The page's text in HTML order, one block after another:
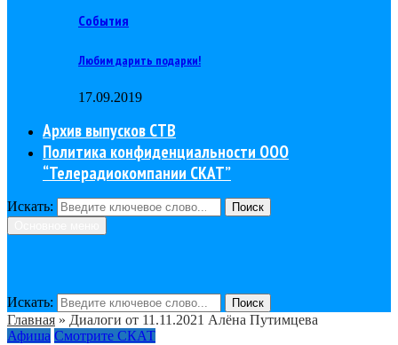
События
Любим дарить подарки!
17.09.2019
Архив выпусков СТВ
Политика конфиденциальности ООО
“Телерадиокомпании СКАТ”
Искать:
Поиск
Искать: Поиск
Главная » Диалоги от 11.11.2021 Алёна Путимцева
Афиша Смотрите СКАТ